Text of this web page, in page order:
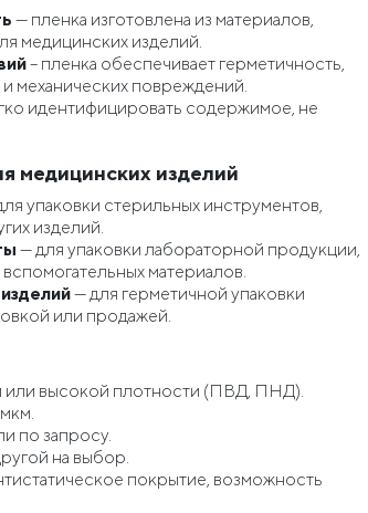
— пленка изготовлена из материалов,
медицинских изделий.
– пленка обеспечивает герметичность,
механических повреждений.
идентифицировать содержимое, не
медицинских изделий
упаковки стерильных инструментов,
изделий.
— для упаковки лабораторной продукции,
материалов.
— для герметичной упаковки
или продажей.
или высокой плотности (ПВД, ПНД).
по запросу.
на выбор.
покрытие, возможность